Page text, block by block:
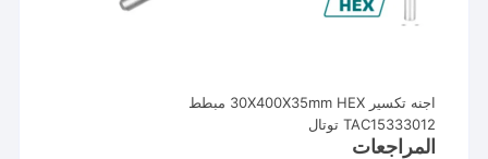
اجنه تكسير 30X400X35mm HEX مبطط
TAC15333012 توتال
المراجعات